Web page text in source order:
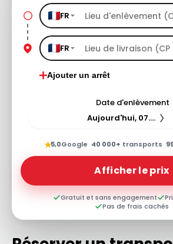
FR
FR
Ajouter un arrêt
Date d'enlèvement
Aujourd'hui, 07.08.26
★5,0Google· 40 000+ transports·
Afficher le prix
Gratuit et sans engagement
Pas de frais cachés